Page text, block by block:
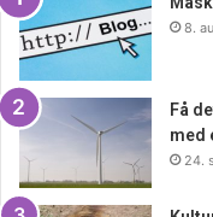
8.
Få
med
24.